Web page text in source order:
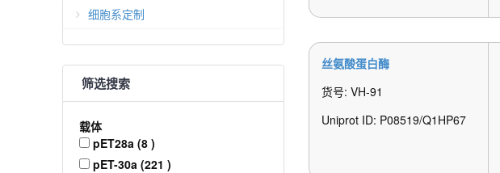
细胞系定制
筛选搜索
载体
pET28a (8 )
pET-30a (221 )
丝氨酸蛋白酶
货号: VH-91
Uniprot ID: P08519/Q1HP67